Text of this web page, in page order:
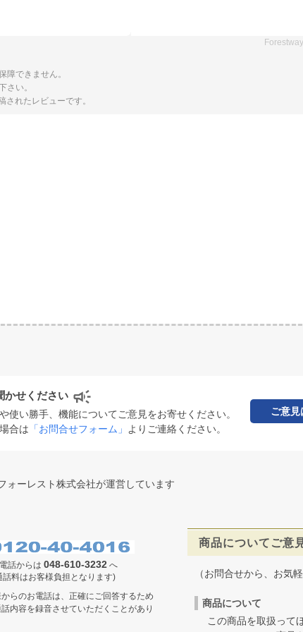
Forestway
障できません。
さい。
れたレビューです。
かせください
使い勝手、機能についてご意見をお寄せください。
合は 「お問合せフォーム」 よりご連絡ください。
ご意見
ォーレスト株式会社が運営しています
話からは 048-610-3232 へ
話料はお客様負担となります)
からのお電話は、正確にご回答するため
内容を録音させていただくことがあり
商品についてご意
（お問合せから、お気
商品について
この商品を取扱って